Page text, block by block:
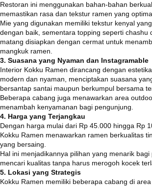
Restoran ini menggunakan bahan-bahan
memastikan rasa dan tekstur ramen yang
Mie yang digunakan memiliki tekstur kenyal
dengan baik, sementara topping seperti chashu
matang disiapkan dengan cermat untuk
mangkuk ramen.
3. Suasana yang Nyaman dan Instagramable
Interior Kokku Ramen dirancang dengan
modern dan nyaman, menciptakan suasana
bersantap santai maupun berkumpul bersama
Beberapa cabang juga menawarkan area
menambah kenyamanan bagi pengunjung.
4. Harga yang Terjangkau
Dengan harga mulai dari Rp 45.000 hingga Rp
Kokku Ramen menawarkan ramen berkualitas
yang bersaing.
Hal ini menjadikannya pilihan yang menarik
mencari kualitas tanpa harus merogoh kocek
5. Lokasi yang Strategis
Kokku Ramen memiliki beberapa cabang di